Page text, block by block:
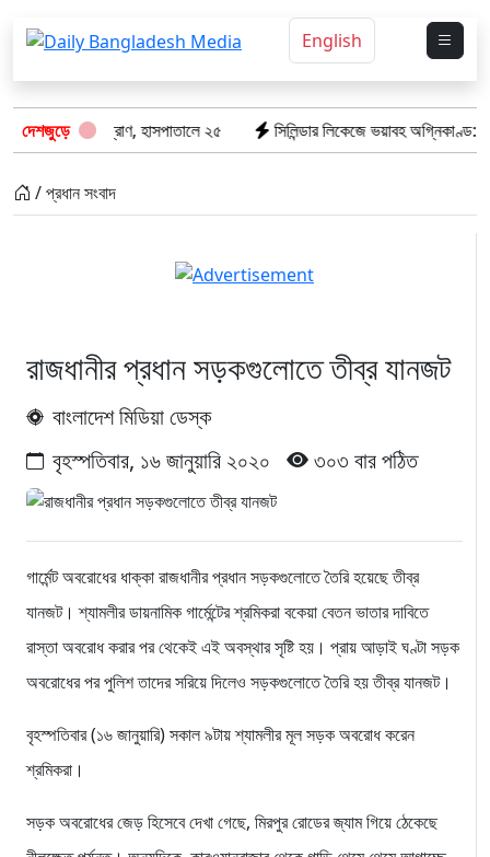
English
দেশজুড়ে
৮টি তাজা প্রাণ, হাসপাতালে ২৫ সিলিন্ডার লিকেজে ভয়াবহ অগ্নিকাণ্ড:
/ প্রধান সংবাদ
রাজধানীর প্রধান সড়কগুলোতে তীব্র যানজট
বাংলাদেশ মিডিয়া ডেস্ক
বৃহস্পতিবার, ১৬ জানুয়ারি ২০২০
৩০৩ বার পঠিত
গার্মেন্ট অবরোধের ধাক্কা রাজধানীর প্রধান সড়কগুলোতে তৈরি হয়েছে তীব্র
যানজট। শ্যামলীর ডায়নামিক গার্মেন্টের শ্রমিকরা বকেয়া বেতন ভাতার দাবিতে
রাস্তা অবরোধ করার পর থেকেই এই অবস্থার সৃষ্টি হয়। প্রায় আড়াই ঘণ্টা সড়ক
অবরোধের পর পুলিশ তাদের সরিয়ে দিলেও সড়কগুলোতে তৈরি হয় তীব্র যানজট।
বৃহস্পতিবার (১৬ জানুয়ারি) সকাল ৯টায় শ্যামলীর মূল সড়ক অবরোধ করেন
শ্রমিকরা।
সড়ক অবরোধের জেড় হিসেবে দেখা গেছে, মিরপুর রোডের জ্যাম গিয়ে ঠেকেছে